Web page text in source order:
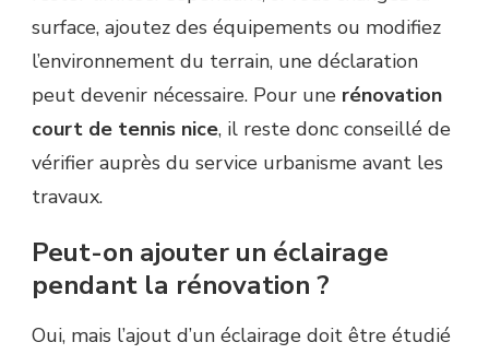
surface, ajoutez des équipements ou modifiez
l’environnement du terrain, une déclaration
peut devenir nécessaire. Pour une rénovation
court de tennis nice, il reste donc conseillé de
vérifier auprès du service urbanisme avant les
travaux.
Peut-on ajouter un éclairage
pendant la rénovation ?
Oui, mais l’ajout d’un éclairage doit être étudié